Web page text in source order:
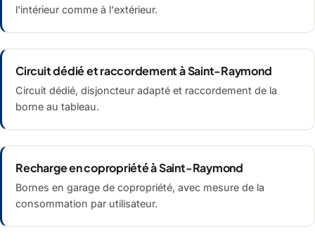
l'intérieur comme à l'extérieur.
Circuit dédié et raccordement à Saint-Raymond
Circuit dédié, disjoncteur adapté et raccordement de la
borne au tableau.
Recharge en copropriété à Saint-Raymond
Bornes en garage de copropriété, avec mesure de la
consommation par utilisateur.